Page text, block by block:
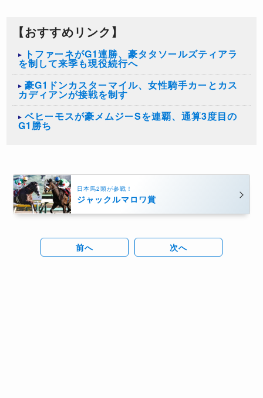
【おすすめリンク】
トファーネがG1連勝、豪タタソールズティアラ
を制して来季も現役続行へ
豪G1ドンカスターマイル、女性騎手カーとカス
カディアンが接戦を制す
ベヒーモスが豪メムジーSを連覇、通算3度目の
G1勝ち
日本馬2頭が参戦！
ジャックルマロワ賞
前へ 次へ